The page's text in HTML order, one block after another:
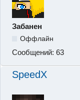
Забанен
Оффлайн
Сообщений: 63
SpeedX